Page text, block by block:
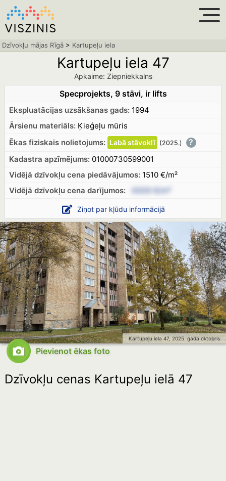
Dzīvokļu mājas Rīgā > Kartupeļu iela
Kartupeļu iela 47
Apkaime: Ziepniekkalns
Specprojekts, 9 stāvi, ir lifts
Ekspluatācijas uzsākšanas gads:1994
Ārsienu materiāls:Ķieģeļu mūris
Ēkas fiziskais nolietojums: Labāstāvoklī (2025.) ?
Kadastra apzīmējums:01000730599001
Vidējā dzīvokļu cena piedāvājumos:1510 €/m²
Vidējā dzīvokļu cena darījumos: XXXX €/m²
Ziņot par kļūdu informācijā
Kartupeļu iela 47, 2025. gada oktobris
Pievienot ēkas foto
Dzīvokļu cenas Kartupeļu ielā 47